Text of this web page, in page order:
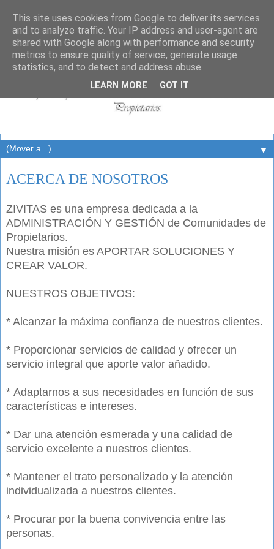
▼
ACERCA DE NOSOTROS
ZIVITAS es una empresa dedicada a la
ADMINISTRACIÓN Y GESTIÓN de Comunidades de
Propietarios.
Nuestra misión es APORTAR SOLUCIONES Y
CREAR VALOR.
NUESTROS OBJETIVOS:
* Alcanzar la máxima confianza de nuestros clientes.
* Proporcionar servicios de calidad y ofrecer un
servicio integral que aporte valor añadido.
* Adaptarnos a sus necesidades en función de sus
características e intereses.
* Dar una atención esmerada y una calidad de
servicio excelente a nuestros clientes.
* Mantener el trato personalizado y la atención
individualizada a nuestros clientes.
* Procurar por la buena convivencia entre las
personas.
This site uses cookies from Google to deliver its services
and to analyze traffic. Your IP address and user-agent are
shared with Google along with performance and security
metrics to ensure quality of service, generate usage
statistics, and to detect and address abuse.
LEARN MORE GOT IT